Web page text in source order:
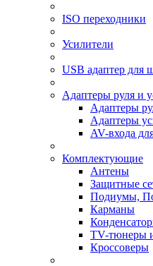
ISO переходники
Усилители
USB адаптер для
Адаптеры руля и
Адаптеры
Адаптеры
AV-входа
Комплектующие
Антены
Защитные
Подиумы,
Карманы
TV-тюнеры
Кроссоверы